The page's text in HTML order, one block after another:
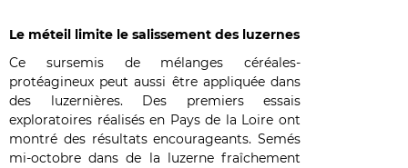
Le méteil limite le salissement des luzernes
Ce sursemis de mélanges céréales-
protéagineux peut aussi être appliquée dans
des luzernières. Des premiers essais
exploratoires réalisés en Pays de la Loire ont
montré des résultats encourageants. Semés
mi-octobre dans de la luzerne fraîchement